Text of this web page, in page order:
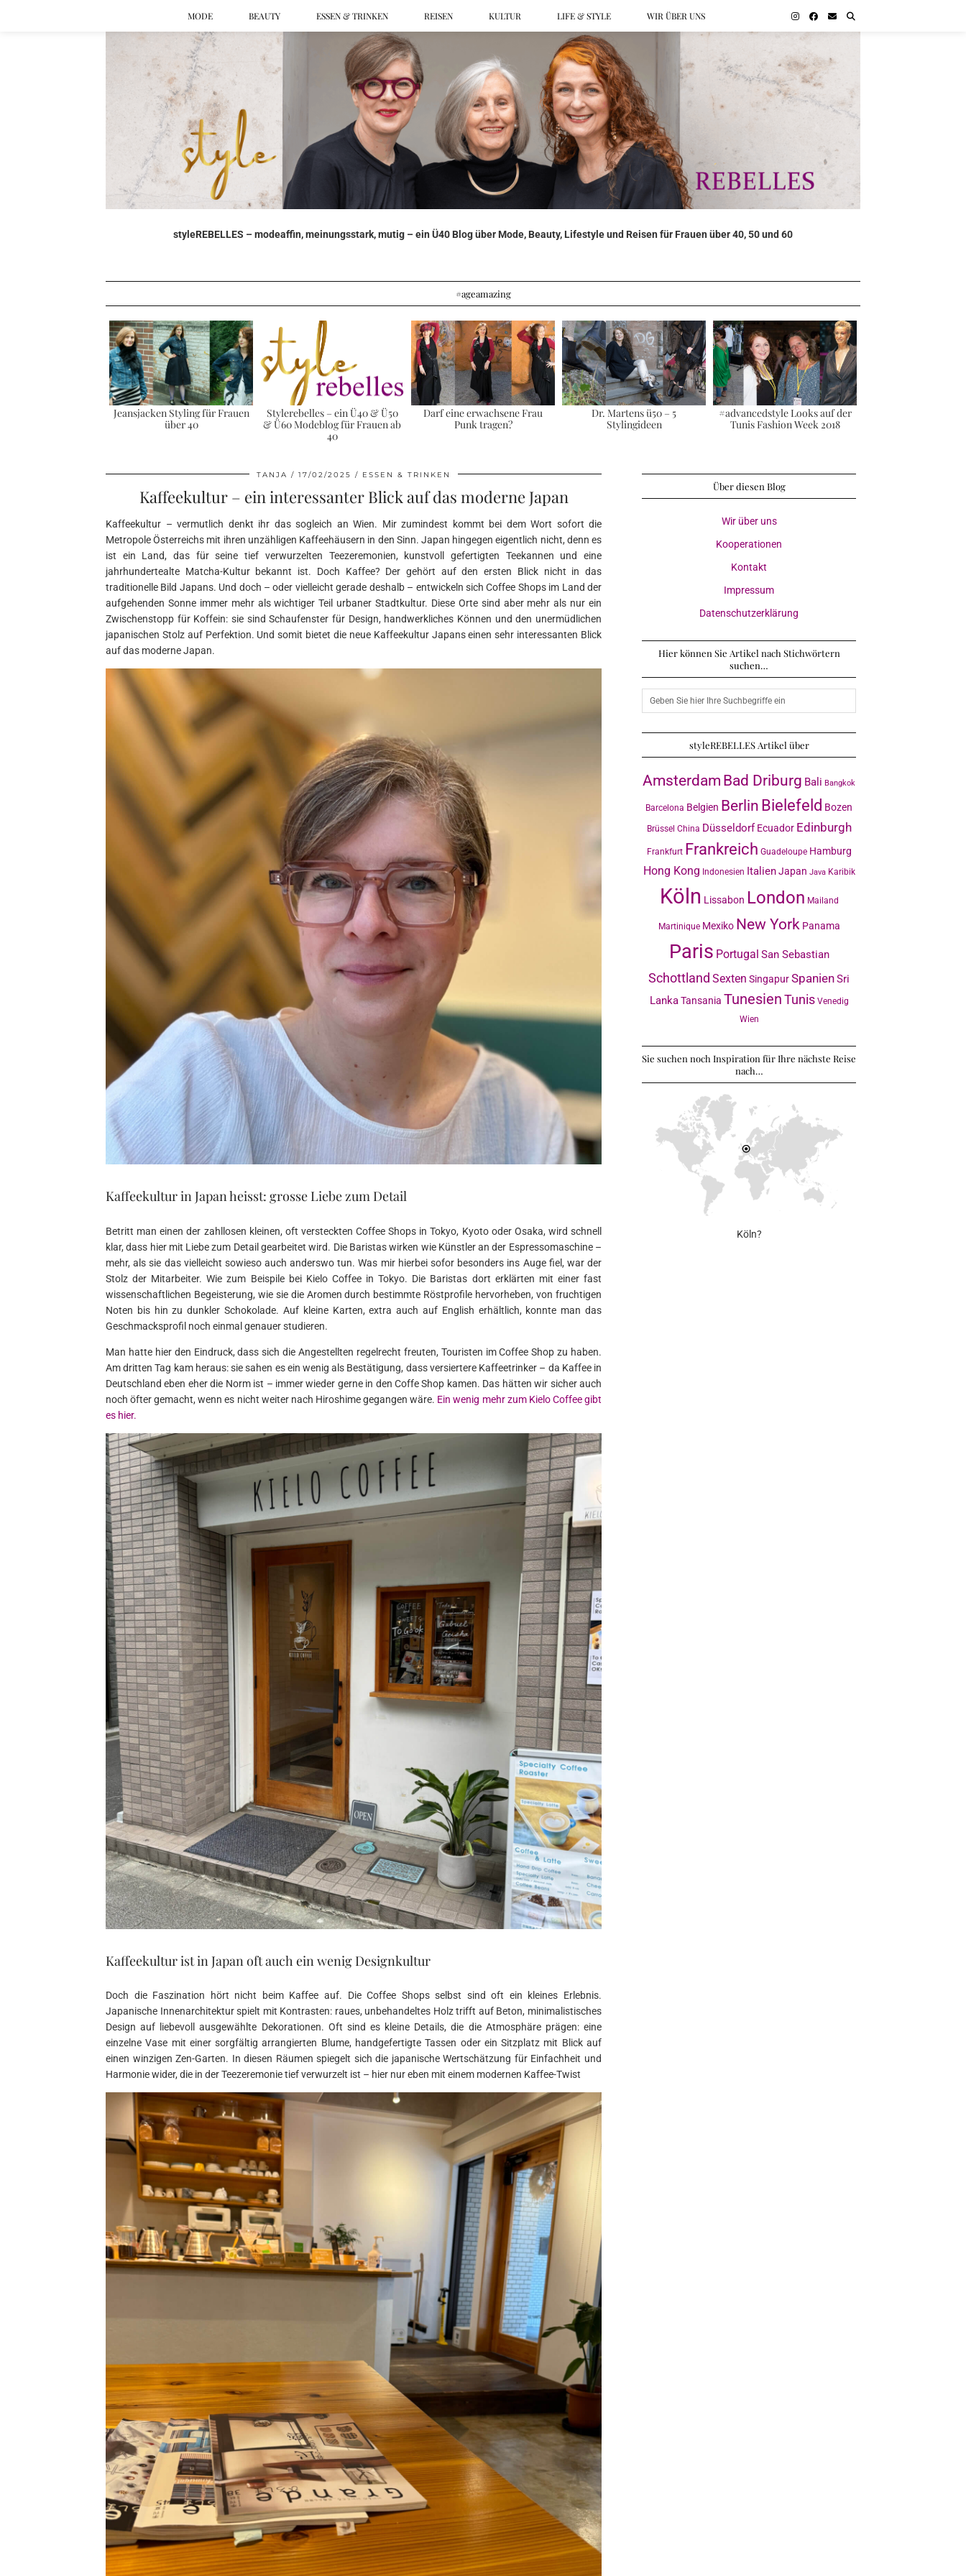
MODE BEAUTY ESSEN & TRINKEN REISEN KULTUR LIFE & STYLE WIR ÜBER UNS
styleREBELLES – modeaffin, meinungsstark, mutig – ein Ü40 Blog über Mode, Beauty, Lifestyle und Reisen für Frauen über 40, 50 und 60
#ageamazing
Jeansjacken Styling für Frauen
über 40
Stylerebelles – ein Ü40 & Ü50
& Ü60 Modeblog für Frauen ab
40
Darf eine erwachsene Frau
Punk tragen?
Dr. Martens ü50 – 5
Stylingideen
#advancedstyle Looks auf der
Tunis Fashion Week 2018
TANJA 17/02/2025 ESSEN & TRINKEN
Kaffeekultur – ein interessanter Blick auf das moderne Japan
Kaffeekultur – vermutlich denkt ihr das sogleich an Wien. Mir zumindest kommt bei dem Wort sofort die
Metropole Österreichs mit ihren unzähligen Kaffeehäusern in den Sinn. Japan hingegen eigentlich nicht, denn es
ist ein Land, das für seine tief verwurzelten Teezeremonien, kunstvoll gefertigten Teekannen und eine
jahrhundertealte Matcha-Kultur bekannt ist. Doch Kaffee? Der gehört auf den ersten Blick nicht in das
traditionelle Bild Japans. Und doch – oder vielleicht gerade deshalb – entwickeln sich Coffee Shops im Land der
aufgehenden Sonne immer mehr als wichtiger Teil urbaner Stadtkultur. Diese Orte sind aber mehr als nur ein
Zwischenstopp für Koffein: sie sind Schaufenster für Design, handwerkliches Können und den unermüdlichen
japanischen Stolz auf Perfektion. Und somit bietet die neue Kaffeekultur Japans einen sehr interessanten Blick
auf das moderne Japan.
Kaffeekultur in Japan heisst: grosse Liebe zum Detail
Betritt man einen der zahllosen kleinen, oft versteckten Coffee Shops in Tokyo, Kyoto oder Osaka, wird schnell
klar, dass hier mit Liebe zum Detail gearbeitet wird. Die Baristas wirken wie Künstler an der Espressomaschine –
mehr, als sie das vielleicht sowieso auch anderswo tun. Was mir hierbei sofor besonders ins Auge fiel, war der
Stolz der Mitarbeiter. Wie zum Beispile bei Kielo Coffee in Tokyo. Die Baristas dort erklärten mit einer fast
wissenschaftlichen Begeisterung, wie sie die Aromen durch bestimmte Röstprofile hervorheben, von fruchtigen
Noten bis hin zu dunkler Schokolade. Auf kleine Karten, extra auch auf English erhältlich, konnte man das
Geschmacksprofil noch einmal genauer studieren.
Man hatte hier den Eindruck, dass sich die Angestellten regelrecht freuten, Touristen im Coffee Shop zu haben.
Am dritten Tag kam heraus: sie sahen es ein wenig als Bestätigung, dass versiertere Kaffeetrinker – da Kaffee in
Deutschland eben eher die Norm ist – immer wieder gerne in den Coffe Shop kamen. Das hätten wir sicher auch
noch öfter gemacht, wenn es nicht weiter nach Hiroshime gegangen wäre. Ein wenig mehr zum Kielo Coffee gibt
es hier.
Kaffeekultur ist in Japan oft auch ein wenig Designkultur
Doch die Faszination hört nicht beim Kaffee auf. Die Coffee Shops selbst sind oft ein kleines Erlebnis.
Japanische Innenarchitektur spielt mit Kontrasten: raues, unbehandeltes Holz trifft auf Beton, minimalistisches
Design auf liebevoll ausgewählte Dekorationen. Oft sind es kleine Details, die die Atmosphäre prägen: eine
einzelne Vase mit einer sorgfältig arrangierten Blume, handgefertigte Tassen oder ein Sitzplatz mit Blick auf
einen winzigen Zen-Garten. In diesen Räumen spiegelt sich die japanische Wertschätzung für Einfachheit und
Harmonie wider, die in der Teezeremonie tief verwurzelt ist – hier nur eben mit einem modernen Kaffee-Twist
Über diesen Blog
Wir über uns
Kooperationen
Kontakt
Impressum
Datenschutzerklärung
Hier können Sie Artikel nach Stichwörtern
suchen…
styleREBELLES Artikel über
Amsterdam Bad Driburg Bali Bangkok
Barcelona Belgien Berlin Bielefeld Bozen
Brüssel China Düsseldorf Ecuador Edinburgh
Frankfurt Frankreich Guadeloupe Hamburg
Hong Kong Indonesien Italien Japan Java Karibik
Köln Lissabon London Mailand
Martinique Mexiko New York Panama
Paris Portugal San Sebastian
Schottland Sexten SingapurSpanienSri
Lanka Tansania TunesienTunis Venedig
Wien
Sie suchen noch Inspiration für Ihre nächste Reise
nach…
Köln?